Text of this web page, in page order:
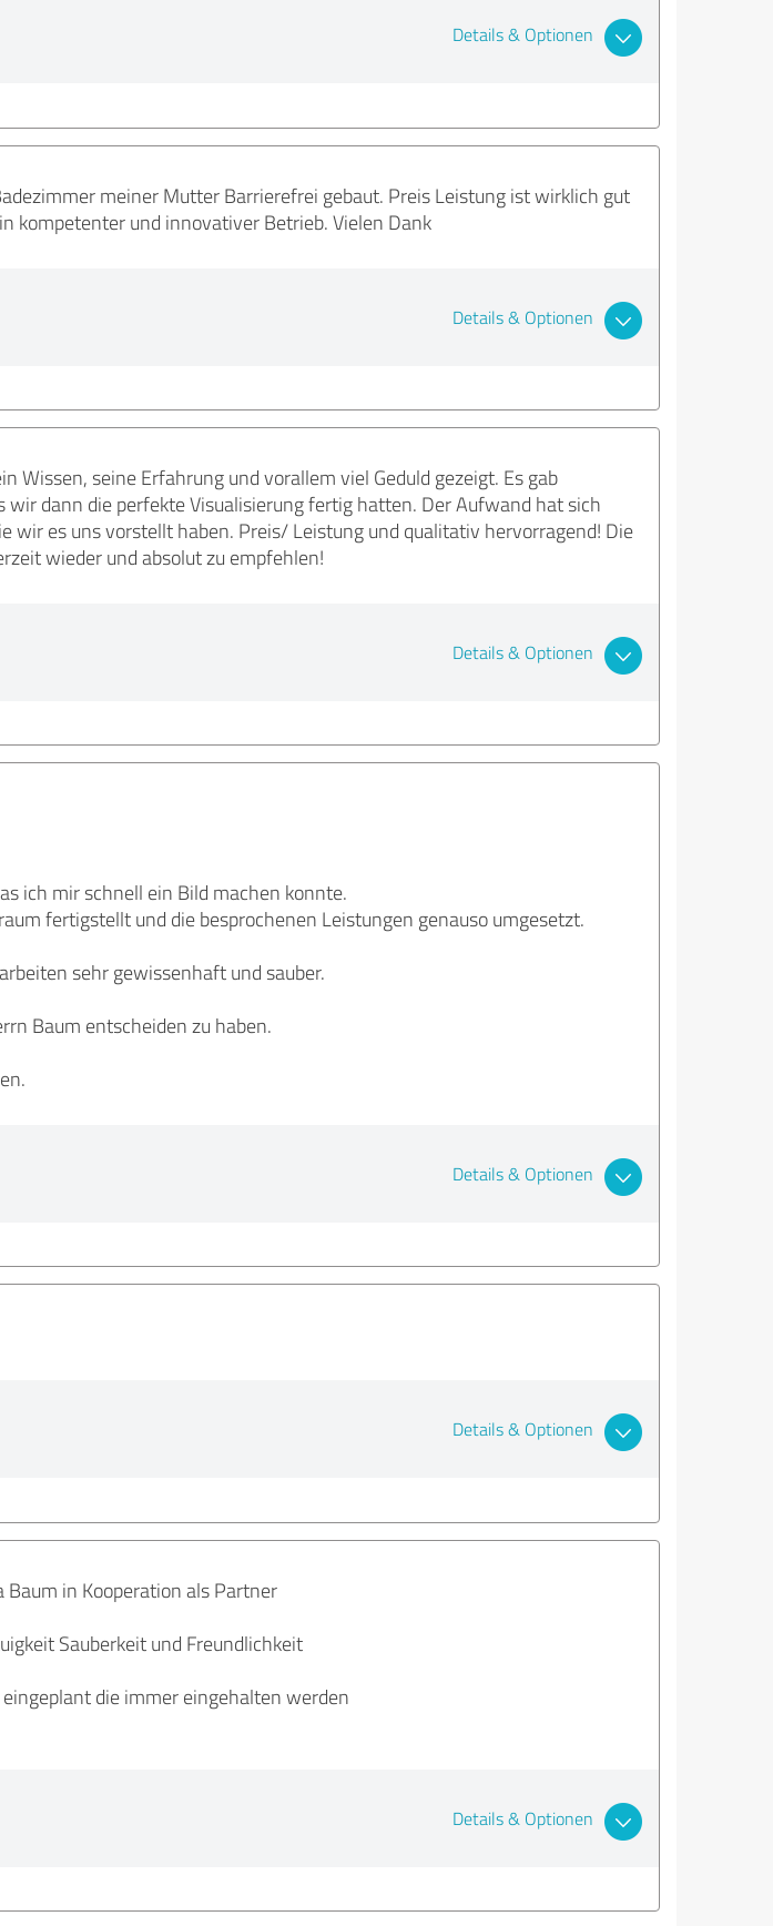
Details & Optionen
meiner Mutter Barrierefrei gebaut. Preis Leistung ist wirklich gut
kompetenter und innovativer Betrieb. Vielen Dank
Details & Optionen
Wissen, seine Erfahrung und vorallem viel Geduld gezeigt. Es gab
dann die perfekte Visualisierung fertig hatten. Der Aufwand hat sich
wir es uns vorstellt haben. Preis/ Leistung und qualitativ hervorragend! Die
wieder und absolut zu empfehlen!
Details & Optionen
ich mir schnell ein Bild machen konnte.
fertigstellt und die besprochenen Leistungen genauso umgesetzt.
sehr gewissenhaft und sauber.
Baum entscheiden zu haben.
Details & Optionen
Details & Optionen
in Kooperation als Partner
Sauberkeit und Freundlichkeit
die immer eingehalten werden
Details & Optionen